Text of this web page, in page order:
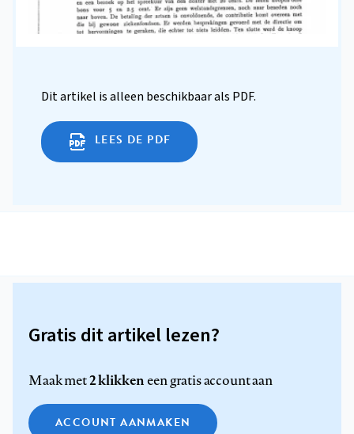
Dit artikel is alleen beschikbaar als PDF.
LEES DE PDF
Gratis dit artikel lezen?
Maak met2 klikkeneen gratis account aan
ACCOUNT AANMAKEN